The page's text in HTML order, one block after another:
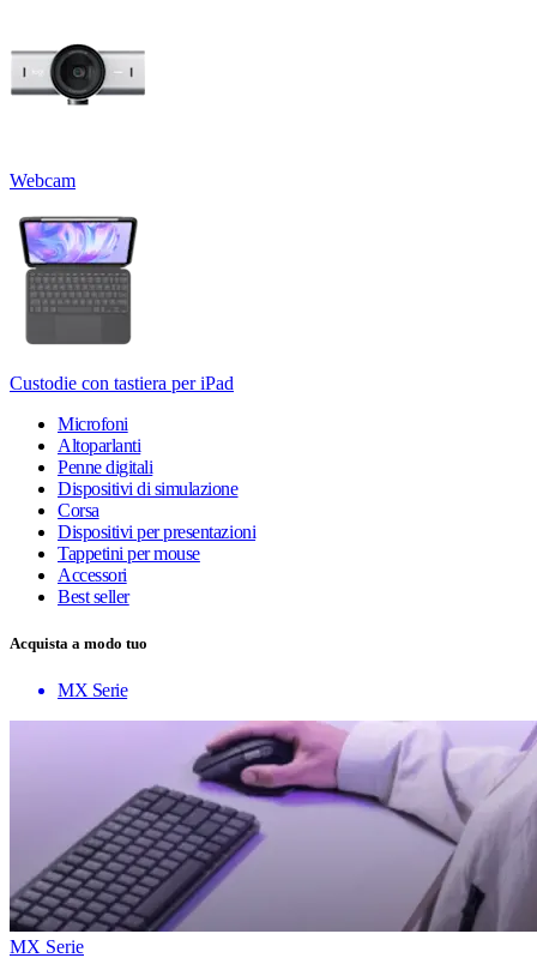
Webcam
Custodie con tastiera per iPad
Microfoni
Altoparlanti
Penne digitali
Dispositivi di simulazione
Corsa
Dispositivi per presentazioni
Tappetini per mouse
Accessori
Best seller
Acquista a modo tuo
MX Serie
MX Serie